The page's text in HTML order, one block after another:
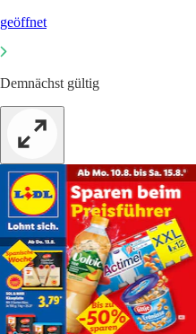
geöffnet
Demnächst gültig